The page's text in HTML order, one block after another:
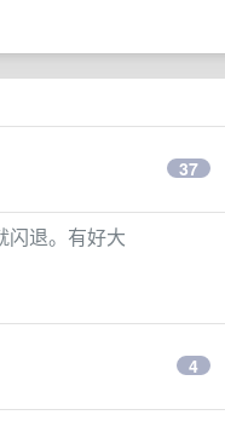
37
闪退。有好大
4